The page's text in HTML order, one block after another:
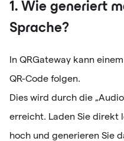
1. Wie generiert
Sprache?
In QRGateway kann
QR-Code folgen.
Dies wird durch die
erreicht. Laden Sie direkt
hoch und generieren Sie